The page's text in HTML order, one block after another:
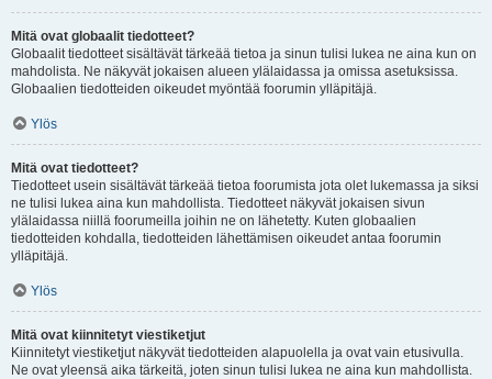
Mitä ovat globaalit tiedotteet?
Globaalit tiedotteet sisältävät tärkeää tietoa ja sinun tulisi lukea ne aina kun on
mahdolista. Ne näkyvät jokaisen alueen ylälaidassa ja omissa asetuksissa.
Globaalien tiedotteiden oikeudet myöntää foorumin ylläpitäjä.
Ylös
Mitä ovat tiedotteet?
Tiedotteet usein sisältävät tärkeää tietoa foorumista jota olet lukemassa ja siksi
ne tulisi lukea aina kun mahdollista. Tiedotteet näkyvät jokaisen sivun
ylälaidassa niillä foorumeilla joihin ne on lähetetty. Kuten globaalien
tiedotteiden kohdalla, tiedotteiden lähettämisen oikeudet antaa foorumin
ylläpitäjä.
Ylös
Mitä ovat kiinnitetyt viestiketjut
Kiinnitetyt viestiketjut näkyvät tiedotteiden alapuolella ja ovat vain etusivulla.
Ne ovat yleensä aika tärkeitä, joten sinun tulisi lukea ne aina kun mahdollista.